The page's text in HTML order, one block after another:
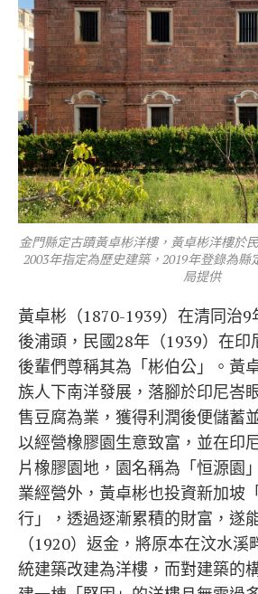
金門縣定古蹟黃卓彬洋樓，黃卓彬洋樓於
2003年指定為歷史建築，2019年登錄為
局提供
黃卓彬（1870-1939）在清同治
後浦頭，民國28年（1939）在印
後輩們尊稱其為「彬伯公」。黃
族人下南洋發展，落腳於印尼峇
售豆腐為業，獲得利潤後便儲蓄
以經營橡膠園生意致富，並在印
片橡膠園地，園名稱為「恒源園
業經營外，黃卓彬也投資新加坡
行」，透過逐漸累積的財富，遂
（1920）返金，將原本在汶水
統建築改建為洋樓，而對建築的